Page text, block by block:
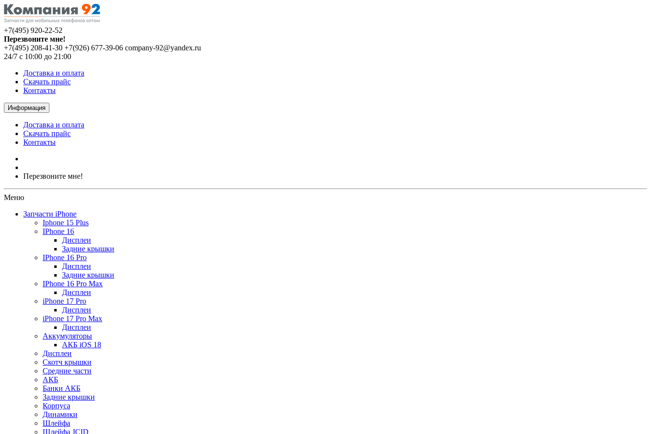
+7(495) 920-22-52
Перезвоните мне!
+7(495) 208-41-30 +7(926) 677-39-06 company-92@yandex.ru
24/7 с 10:00 до 21:00
Доставка и оплата
Скачать прайс
Контакты
Информация
Доставка и оплата
Скачать прайс
Контакты
Перезвоните мне!
Меню
Запчасти iPhone
Iphone 15 Plus
IPhone 16
Дисплеи
Задние крышки
IPhone 16 Pro
Дисплеи
Задние крышки
IPhone 16 Pro Max
Дисплеи
iPhone 17 Pro
Дисплеи
iPhone 17 Pro Max
Дисплеи
Аккумуляторы
АКБ iOS 18
Дисплеи
Скотч крышки
Средние части
АКБ
Банки АКБ
Задние крышки
Корпуса
Динамики
Шлейфа
Шлейфа JCID